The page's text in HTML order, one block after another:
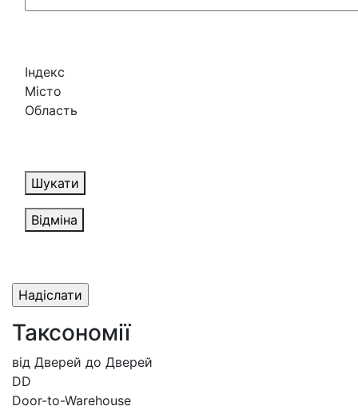
Індекс
Місто
Область
Шукати
Відміна
Таксономії
від Дверей до Дверей
DD
Door-to-Warehouse